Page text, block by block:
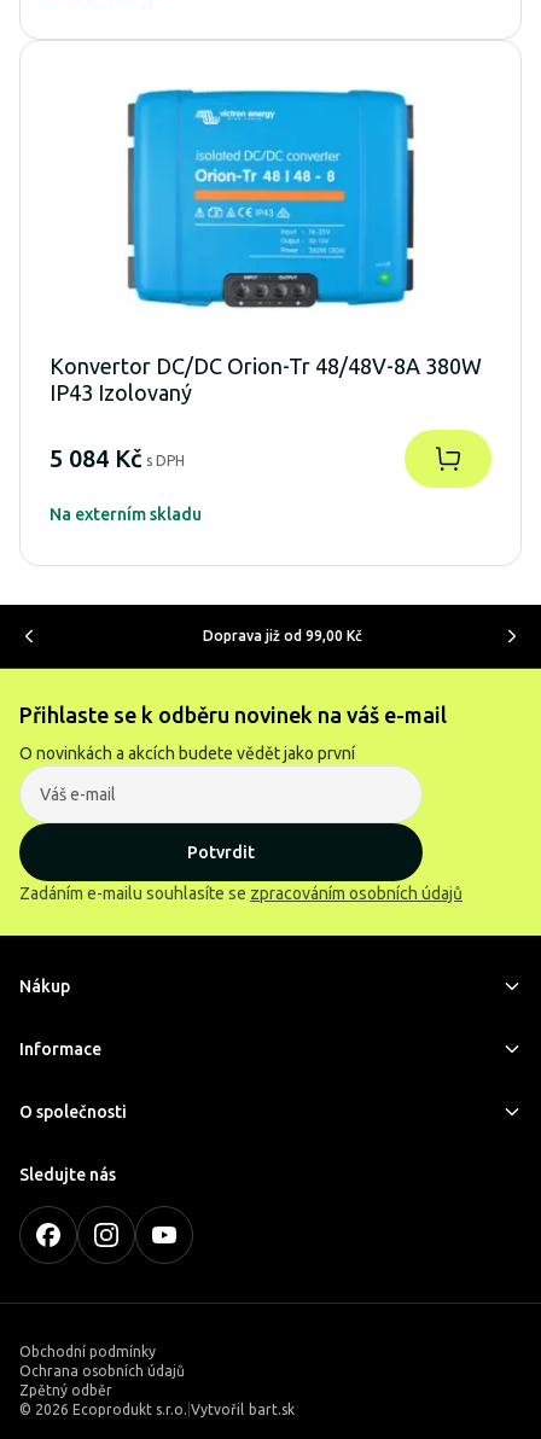
Konvertor DC/DC Orion-Tr 48/48V-8A 380W
IP43 Izolovaný
5 084 Kč s DPH
Na externím skladu
Doprava již od 99,00 Kč
Přihlaste se k odběru novinek na váš e-mail
O novinkách a akcích budete vědět jako první
Potvrdit
Zadáním e-mailu souhlasíte se zpracováním osobních údajů
Nákup
Informace
O společnosti
Sledujte nás
Obchodní podmínky
Ochrana osobních údajů
Zpětný odběr
© 2026 Ecoprodukt s.r.o. Vytvořil bart.sk